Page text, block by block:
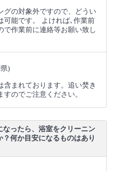
グの対象外ですので、どうい
可能です。 よければ､作業前
で作業前に連絡等お願い致し
)
含まれております。追い焚き
のでご注意ください。
なったら、浴室をクリーニン
何か目安になるものはあり